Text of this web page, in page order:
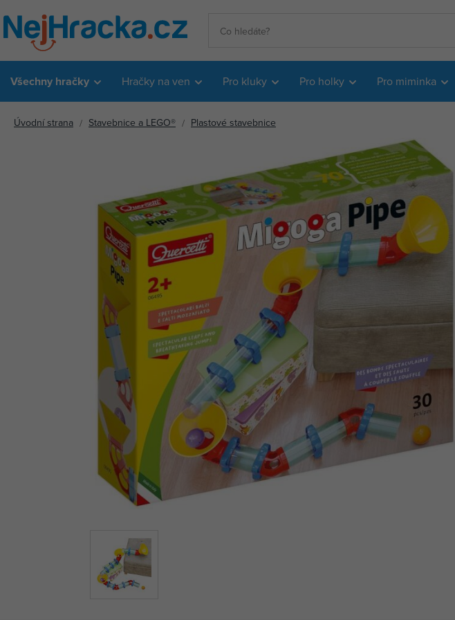
Všechny hračky Hračky na ven Pro kluky Pro holky Pro miminka
Úvodní strana Stavebnice a LEGO® Plastové stavebnice